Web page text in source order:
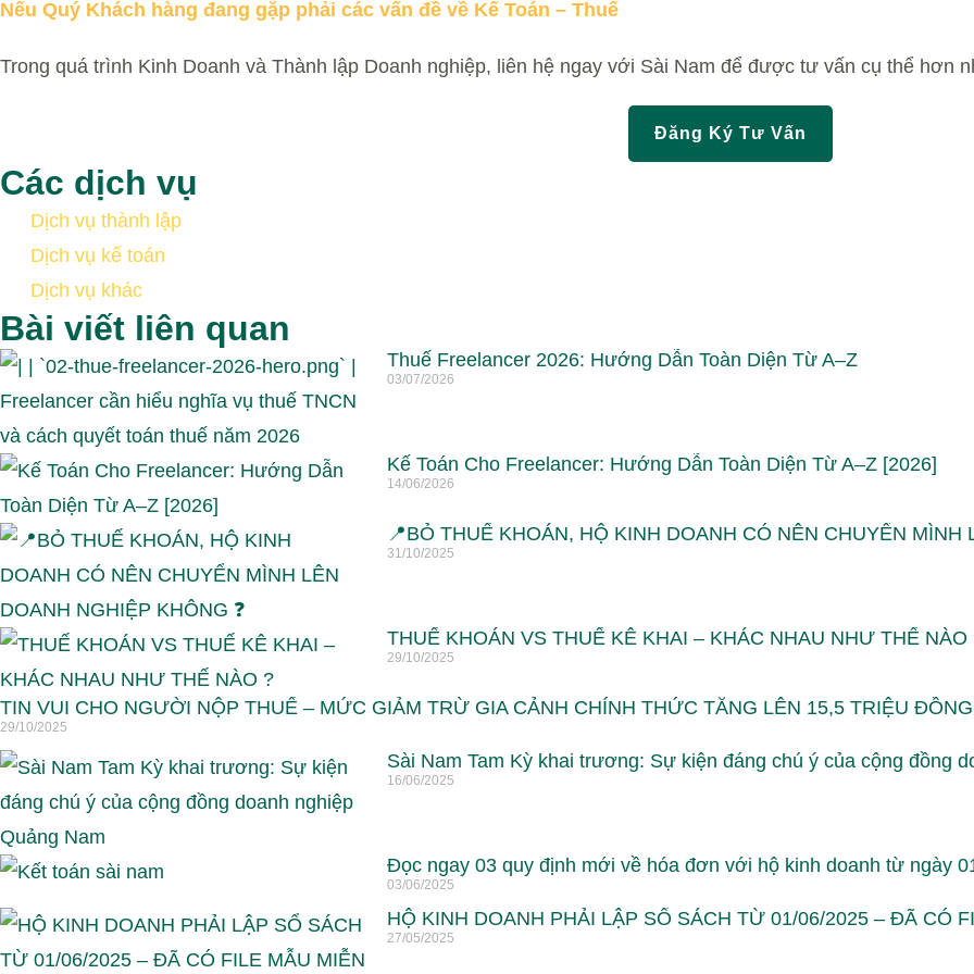
Nếu Quý Khách hàng đang gặp phải các vấn đề về Kế Toán – Thuế
Trong quá trình Kinh Doanh và Thành lập Doanh nghiệp, liên hệ ngay với Sài Nam để được tư vấn cụ thể hơn
Đăng Ký Tư Vấn
Các dịch vụ
Dịch vụ thành lập
Dịch vụ kế toán
Dịch vụ khác
Bài viết liên quan
Thuế Freelancer 2026: Hướng Dẫn Toàn Diện Từ A–Z
03/07/2026
Kế Toán Cho Freelancer: Hướng Dẫn Toàn Diện Từ A–Z [2026]
14/06/2026
📍BỎ THUẾ KHOÁN, HỘ KINH DOANH CÓ NÊN CHUYỂN MÌNH
31/10/2025
THUẾ KHOÁN VS THUẾ KÊ KHAI – KHÁC NHAU NHƯ THẾ NÀO
29/10/2025
TIN VUI CHO NGƯỜI NỘP THUẾ – MỨC GIẢM TRỪ GIA CẢNH CHÍNH THỨC TĂNG LÊN 15,5 TRIỆU ĐỒNG
29/10/2025
Sài Nam Tam Kỳ khai trương: Sự kiện đáng chú ý của cộng đồng
16/06/2025
Đọc ngay 03 quy định mới về hóa đơn với hộ kinh doanh từ ngày
03/06/2025
HỘ KINH DOANH PHẢI LẬP SỔ SÁCH TỪ 01/06/2025 – ĐÃ CÓ
27/05/2025